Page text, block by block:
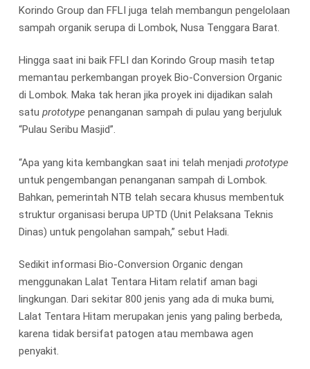
Korindo Group dan FFLI juga telah membangun pengelolaan
sampah organik serupa di Lombok, Nusa Tenggara Barat.
Hingga saat ini baik FFLI dan Korindo Group masih tetap
memantau perkembangan proyek Bio-Conversion Organic
di Lombok. Maka tak heran jika proyek ini dijadikan salah
satu prototype penanganan sampah di pulau yang berjuluk
“Pulau Seribu Masjid”.
“Apa yang kita kembangkan saat ini telah menjadi prototype
untuk pengembangan penanganan sampah di Lombok.
Bahkan, pemerintah NTB telah secara khusus membentuk
struktur organisasi berupa UPTD (Unit Pelaksana Teknis
Dinas) untuk pengolahan sampah,” sebut Hadi.
Sedikit informasi Bio-Conversion Organic dengan
menggunakan Lalat Tentara Hitam relatif aman bagi
lingkungan. Dari sekitar 800 jenis yang ada di muka bumi,
Lalat Tentara Hitam merupakan jenis yang paling berbeda,
karena tidak bersifat patogen atau membawa agen
penyakit.